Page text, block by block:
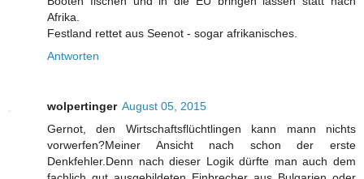
Afrika.
Festland rettet aus Seenot - sogar afrikanisches.
Antworten
wolpertinger August 05, 2015
Gernot, den Wirtschaftsflüchtlingen kann mann nichts
vorwerfen?Meiner Ansicht nach schon der erste
Denkfehler.Denn nach dieser Logik dürfte man auch dem